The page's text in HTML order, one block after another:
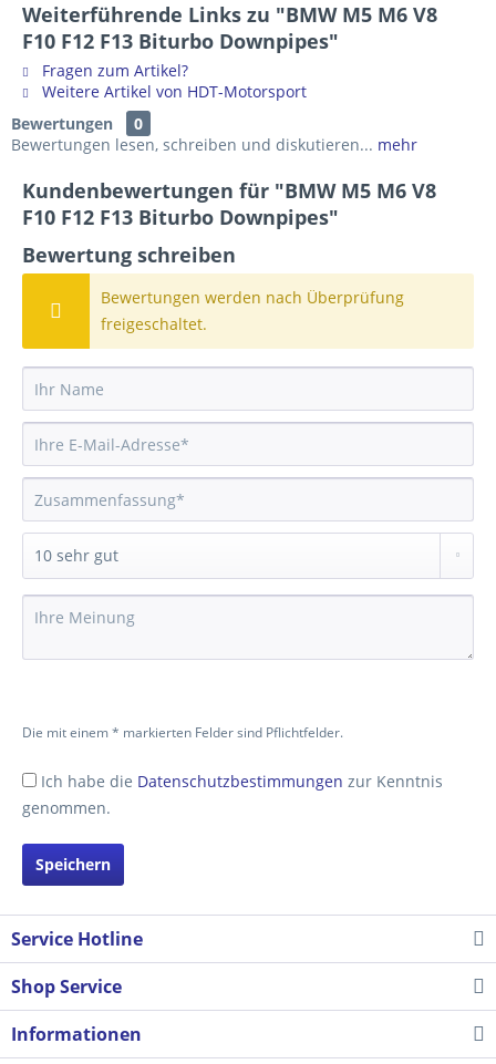
Weiterführende Links zu "BMW M5 M6 V8
F10 F12 F13 Biturbo Downpipes"
Fragen zum Artikel?
Weitere Artikel von HDT-Motorsport
Bewertungen
0
Bewertungen lesen, schreiben und diskutieren... mehr
Kundenbewertungen für "BMW M5 M6 V8
F10 F12 F13 Biturbo Downpipes"
Bewertung schreiben
Bewertungen werden nach Überprüfung
freigeschaltet.
Die mit einem * markierten Felder sind Pflichtfelder.
Ich habe die Datenschutzbestimmungen zur Kenntnis
genommen.
Speichern
Service Hotline
Shop Service
Informationen